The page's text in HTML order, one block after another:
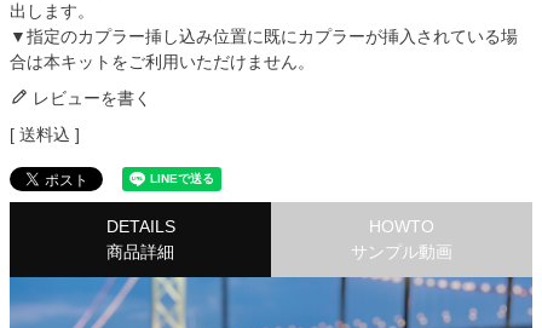
出します。
▼指定のカプラー挿し込み位置に既にカプラーが挿入されている場
合は本キットをご利用いただけません。
レビューを書く
送料込
DETAILS
商品詳細
HOWTO
サンプル動画